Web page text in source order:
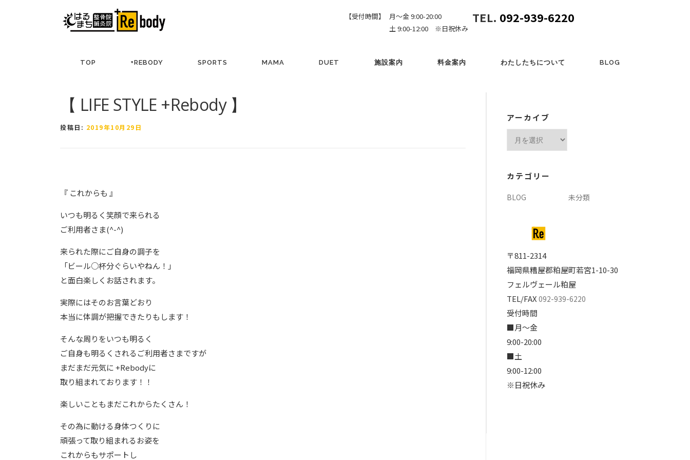
TOP +REBODY SPORTS MAMA DUET 施設案内 料金案内 わたしたちについて BLOG
【受付時間】
月～金 9:00-20:00
土 9:00-12:00 ※日祝休み
TEL. 092-939-6220
【 LIFE STYLE +Rebody 】
投稿日: 2019年10月29日
『 これからも 』
いつも明るく笑顔で来られる
ご利用者さま(^-^)
来られた際にご自身の調子を
「ビール○杯分ぐらいやねん！」
と面白楽しくお話されます。
実際にはそのお言葉どおり
本当に体調が把握できたりもします！
そんな周りをいつも明るく
ご自身も明るくされるご利用者さまですが
まだまだ元気に +Rebodyに
取り組まれております！！
楽しいこともまだこれからたくさん！
その為に動ける身体つくりに
頑張って取り組まれるお姿を
これからもサポートし
アーカイブ
ブ
カテゴリー
BLOG 未分類
〒811-2314
福岡県糟屋郡粕屋町若宮1-10-30
フェルヴェール粕屋
TEL/FAX 092-939-6220
受付時間
■月～金
9:00-20:00
■土
9:00-12:00
※日祝休み